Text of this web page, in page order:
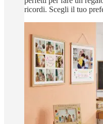
ricordi. Scegli il tuo